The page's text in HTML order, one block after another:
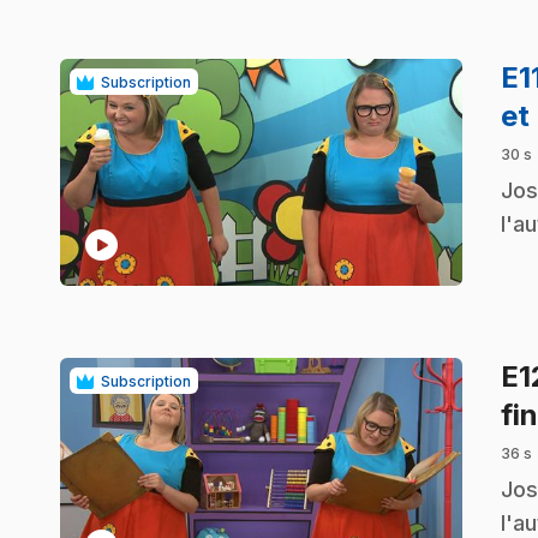
Subscription
play_circle
et
30 s
.
Subscription
fin
36 s
.